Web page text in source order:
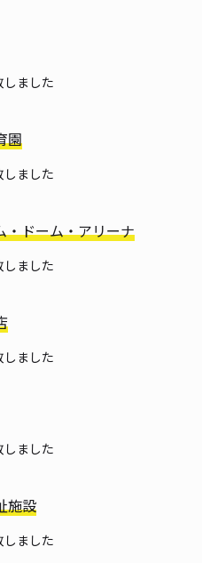
しました
園
しました
・ドーム・アリーナ
しました
しました
しました
施設
しました